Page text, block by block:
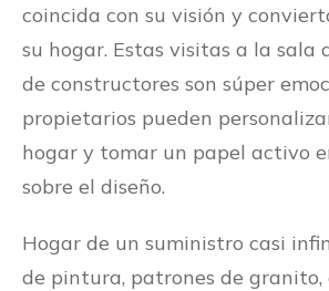
coincida con su visión y
su hogar. Estas visitas a la sala
de constructores son súper
propietarios pueden
hogar y tomar un papel activo
sobre el diseño.
Hogar de un suministro casi
de pintura, patrones de granito,